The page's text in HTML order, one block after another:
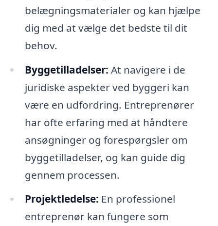
belægningsmaterialer og kan hjælpe
dig med at vælge det bedste til dit
behov.
Byggetilladelser: At navigere i de
juridiske aspekter ved byggeri kan
være en udfordring. Entreprenører
har ofte erfaring med at håndtere
ansøgninger og forespørgsler om
byggetilladelser, og kan guide dig
gennem processen.
Projektledelse: En professionel
entreprenør kan fungere som